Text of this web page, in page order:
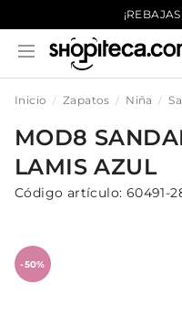
Inicio Zapatos Niña
MOD8
LAMISAZUL
Código artículo: 60491-
-50%